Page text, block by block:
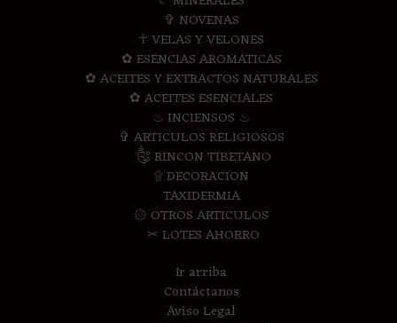
✞ NOVENAS
☥ VELAS Y VELONES
✿ ESENCIAS AROMATICAS
✿ ACEITES Y EXTRACTOS NATURALES
✿ ACEITES ESENCIALES
♨ INCIENSOS ♨
✞ ARTICULOS RELIGIOSOS
༃ RINCON TIBETANO
۩ DECORACION
TAXIDERMIA
۞ OTROS ARTICULOS
✂ LOTES AHORRO
Ir arriba
Contáctanos
Aviso Legal